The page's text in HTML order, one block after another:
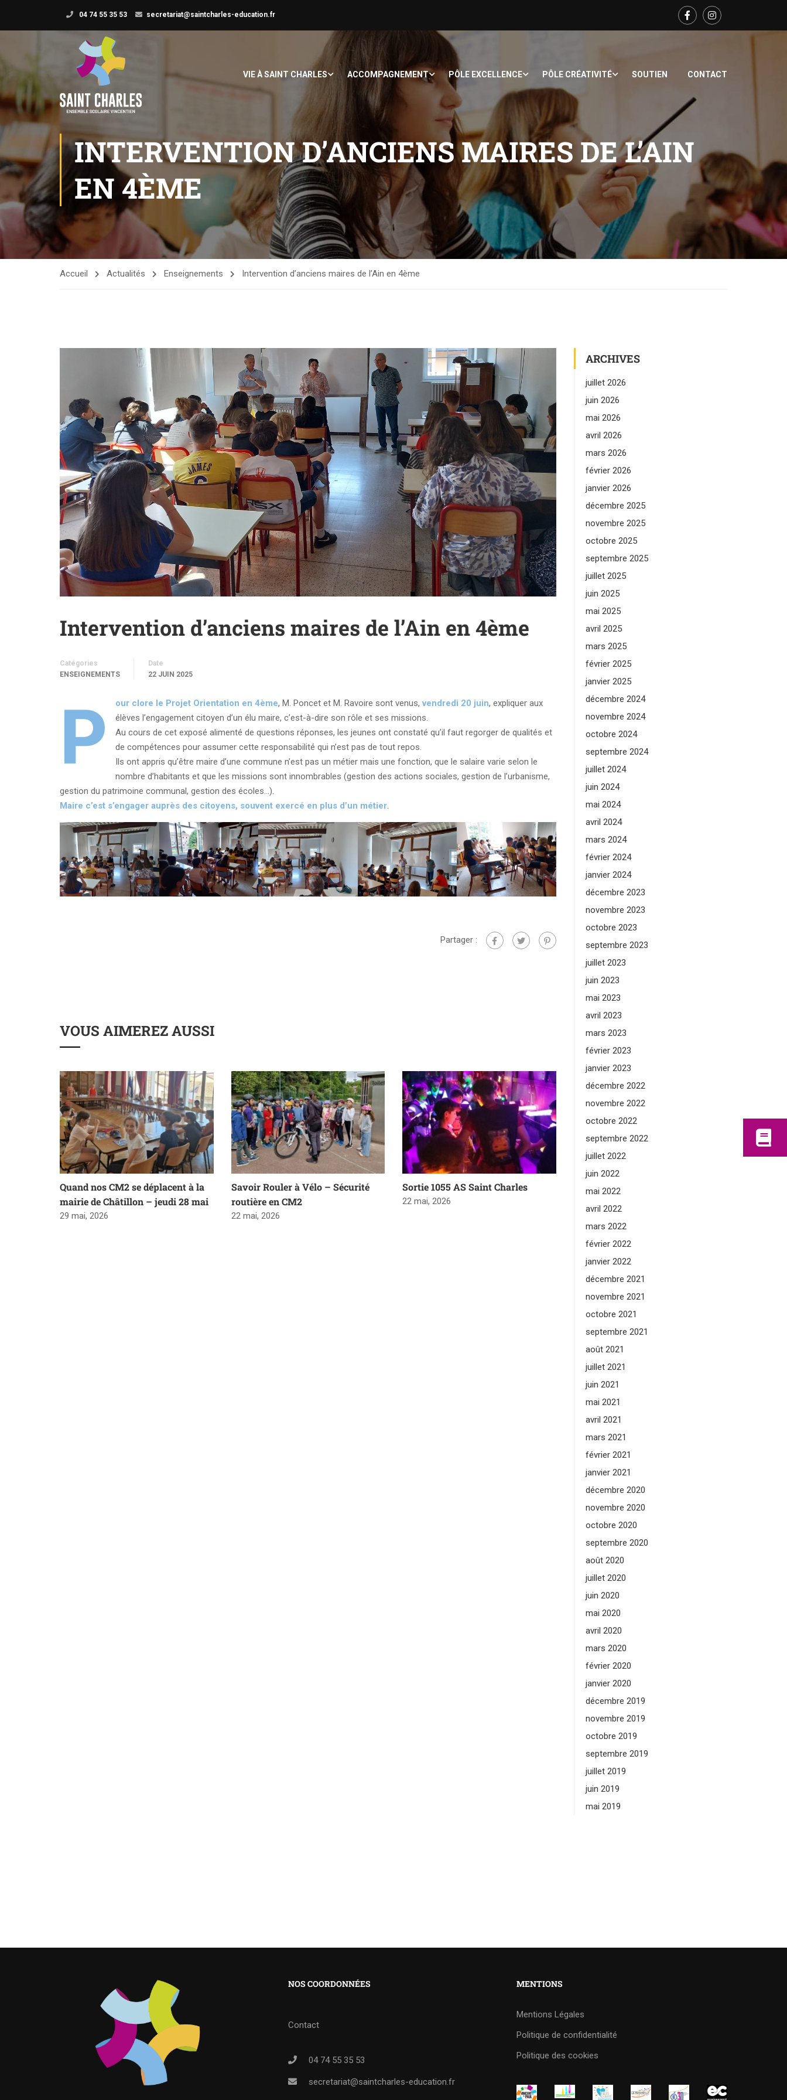
04 74 55 35 53 secretariat@saintcharles-education.fr
VIE À SAINT CHARLES ACCOMPAGNEMENT PÔLE EXCELLENCE PÔLE CRÉATIVITÉ SOUTIEN CONTACT
INTERVENTION D’ANCIENS MAIRES DE L’AIN
EN 4ÈME
Accueil Actualités Enseignements Intervention d’anciens maires de l’Ain en 4ème
Intervention d’anciens maires de l’Ain en 4ème
Catégories
ENSEIGNEMENTS
Date
22 JUIN 2025
P our clore le Projet Orientation en 4ème, M. Poncet et M. Ravoire sont venus, vendredi 20 juin, expliquer aux
élèves l’engagement citoyen d’un élu maire, c’est-à-dire son rôle et ses missions.
Au cours de cet exposé alimenté de questions réponses, les jeunes ont constaté qu’il faut regorger de qualités et
de compétences pour assumer cette responsabilité qui n’est pas de tout repos.
Ils ont appris qu’être maire d’une commune n’est pas un métier mais une fonction, que le salaire varie selon le
nombre d’habitants et que les missions sont innombrables (gestion des actions sociales, gestion de l’urbanisme,
gestion du patrimoine communal, gestion des écoles…).
Maire c’est s’engager auprès des citoyens, souvent exercé en plus d’un métier.
Partager :
VOUS AIMEREZ AUSSI
Quand nos CM2 se déplacent à la
mairie de Châtillon – jeudi 28 mai
29 mai, 2026
Savoir Rouler à Vélo – Sécurité
routière en CM2
22 mai, 2026
Sortie 1055 AS Saint Charles
22 mai, 2026
ARCHIVES
juillet 2026
juin 2026
mai 2026
avril 2026
mars 2026
février 2026
janvier 2026
décembre 2025
novembre 2025
octobre 2025
septembre 2025
juillet 2025
juin 2025
mai 2025
avril 2025
mars 2025
février 2025
janvier 2025
décembre 2024
novembre 2024
octobre 2024
septembre 2024
juillet 2024
juin 2024
mai 2024
avril 2024
mars 2024
février 2024
janvier 2024
décembre 2023
novembre 2023
octobre 2023
septembre 2023
juillet 2023
juin 2023
mai 2023
avril 2023
mars 2023
février 2023
janvier 2023
décembre 2022
novembre 2022
octobre 2022
septembre 2022
juillet 2022
juin 2022
mai 2022
avril 2022
mars 2022
février 2022
janvier 2022
décembre 2021
novembre 2021
octobre 2021
septembre 2021
août 2021
juillet 2021
juin 2021
mai 2021
avril 2021
mars 2021
février 2021
janvier 2021
décembre 2020
novembre 2020
octobre 2020
septembre 2020
août 2020
juillet 2020
juin 2020
mai 2020
avril 2020
mars 2020
février 2020
janvier 2020
décembre 2019
novembre 2019
octobre 2019
septembre 2019
juillet 2019
juin 2019
mai 2019
NOS COORDONNÉES
Contact
04 74 55 35 53
secretariat@saintcharles-education.fr
MENTIONS
Mentions Légales
Politique de confidentialité
Politique des cookies